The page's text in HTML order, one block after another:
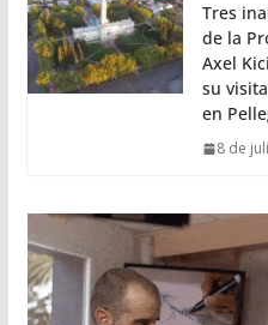
Tres
de la
Axel
su
en
8 de